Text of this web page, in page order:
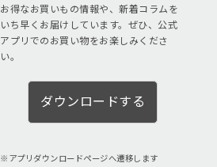
お得なお買いもの情報や、新着コラムを
いち早くお届けしています。ぜひ、公式
アプリでのお買い物をお楽しみくださ
い。
ダウンロードする
アプリダウンロードページへ遷移します